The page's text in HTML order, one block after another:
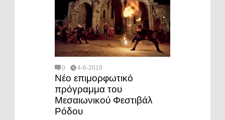
0 4-6-2019
Νέο επιμορφωτικό
πρόγραμμα του
Μεσαιωνικού Φεστιβάλ
Ρόδου